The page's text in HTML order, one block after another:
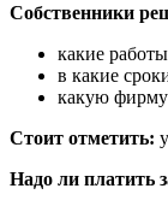
Собственники
какие
в какие
какую фирму
Стоит отметить:
Надо ли платить